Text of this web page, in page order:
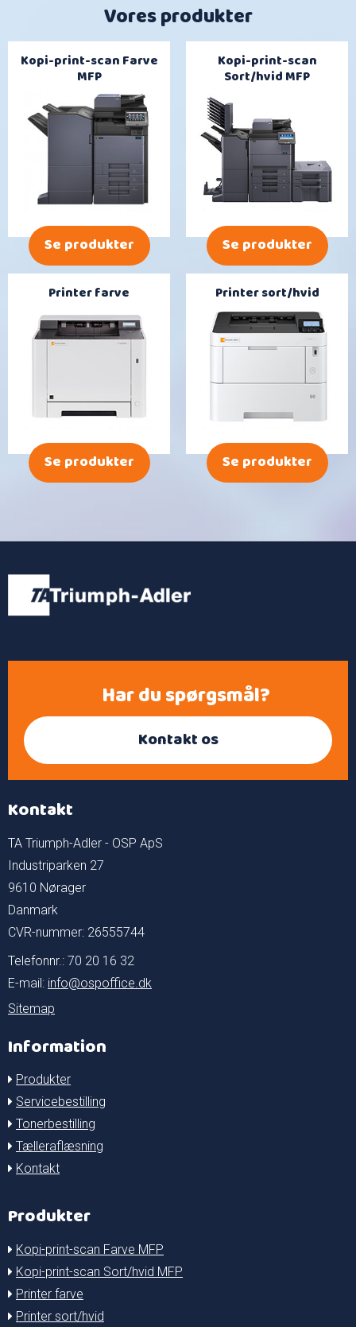
Vores produkter
Kopi-print-scan Farve
MFP
Se produkter
Kopi-print-scan
Sort/hvid MFP
Se produkter
Printer farve
Se produkter
Printer sort/hvid
Se produkter
Har du spørgsmål?
Kontakt os
Kontakt
TA Triumph-Adler - OSP ApS
Industriparken 27
9610 Nørager
Danmark
CVR-nummer: 26555744
Telefonnr.: 70 20 16 32
E-mail: info@ospoffice.dk
Sitemap
Information
Produkter
Servicebestilling
Tonerbestilling
Tælleraflæsning
Kontakt
Produkter
Kopi-print-scan Farve MFP
Kopi-print-scan Sort/hvid MFP
Printer farve
Printer sort/hvid